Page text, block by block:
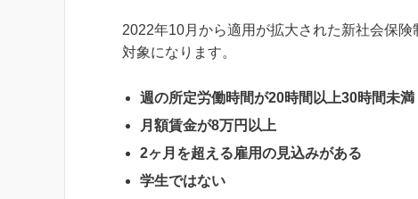
2022年10月から適用が拡大された新社会保
対象になります。
週の所定労働時間が20時間以上30時間未満
月額賃金が8万円以上
2ヶ月を超える雇用の見込みがある
学生ではない